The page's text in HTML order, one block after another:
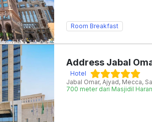
Room Breakfast
Address Jabal
Hotel
Jabal Omar, Ajyad, Mecca,
700 meter dari Masjidil